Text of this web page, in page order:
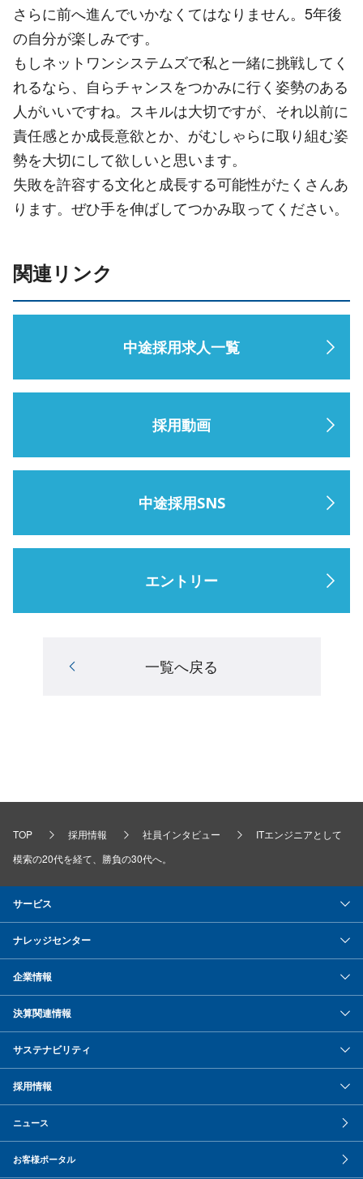
さらに前へ進んでいかなくてはなりません。5年後
の自分が楽しみです。
もしネットワンシステムズで私と一緒に挑戦してく
れるなら、自らチャンスをつかみに行く姿勢のある
人がいいですね。スキルは大切ですが、それ以前に
責任感とか成長意欲とか、がむしゃらに取り組む姿
勢を大切にして欲しいと思います。
失敗を許容する文化と成長する可能性がたくさんあ
ります。ぜひ手を伸ばしてつかみ取ってください。
関連リンク
中途採用求人一覧
採用動画
中途採用SNS
エントリー
一覧へ戻る
TOP 採用情報 社員インタビュー
ITエンジニアとして
模索の20代を経て、勝負の30代へ。
サービス
ナレッジセンター
企業情報
決算関連情報
サステナビリティ
採用情報
ニュース
お客様ポータル